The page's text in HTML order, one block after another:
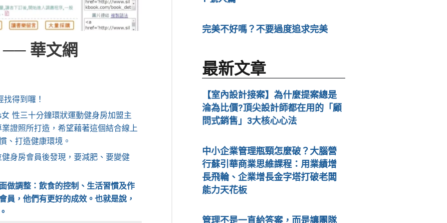
── 華文網
得到囉！
性三十分鐘環狀運動健身房加盟主
證照所打造，希望藉著這個結合線上
、打造健康環境。
身房會員後發現，要減肥、要變健
做調整：飲食的控制、生活習慣及作
員，他們有更好的成效。也就是說，
完美不好嗎？不要過度追求完美
最新文章
【室內設計接案】為什麼提案總是
淪為比價?頂尖設計師都在用的「顧
問式銷售」3大核心心法
中小企業管理瓶頸怎麼破？大腦營
行蘇引華商業思維課程：用業績增
長飛輪、企業增長金字塔打破老闆
能力天花板
管理不是一直給答案，而是讓團隊